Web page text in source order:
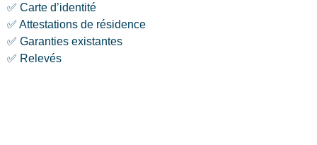
✅ Carte d’identité
✅ Attestations de résidence
✅ Garanties existantes
✅ Relevés